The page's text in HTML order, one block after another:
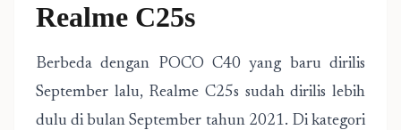
Realme C25s
Berbeda dengan POCO C40 yang baru dirilis
September lalu, Realme C25s sudah dirilis lebih
dulu di bulan September tahun 2021. Di kategori